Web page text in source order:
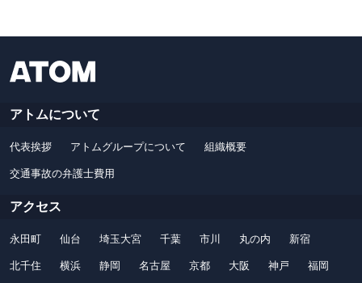
アトムについて
代表挨拶 アトムグループについて 組織概要
交通事故の弁護士費用
アクセス
永田町 仙台 埼玉大宮 千葉 市川 丸の内 新宿
北千住 横浜 静岡 名古屋 京都 大阪 神戸 福岡